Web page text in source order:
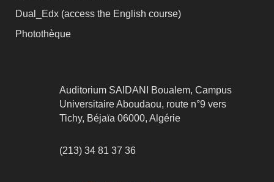
Dual_Edx (access the English course)
Photothèque
Auditorium SAIDANI Boualem, Campus
Universitaire Aboudaou, route n°9 vers
Tichy, Béjaïa 06000, Algérie
(213) 34 81 37 36